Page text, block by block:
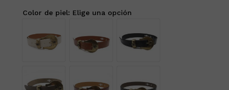
Color de piel: Elige una opción